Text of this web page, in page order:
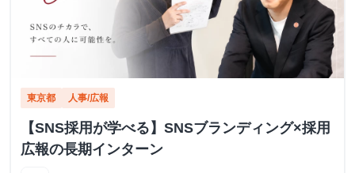
東京都 人事/広報
【SNS採用が学べる】SNSブランディング×採用
広報の長期インターン